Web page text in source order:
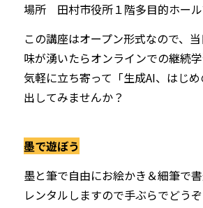
場所 田村市役所１階多目的ホー
この講座はオープン形式なので、
味が湧いたらオンラインでの継続学
気軽に立ち寄って「生成AI、はじ
出してみませんか？
墨で遊ぼう
墨と筆で自由にお絵かき＆細筆で
レンタルしますので手ぶらでどうぞ